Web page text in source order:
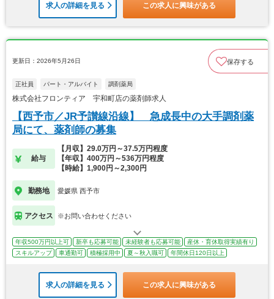
求人の詳細を見る この求人に興味がある
更新日：2026年5月26日 保存する
正社員 パート・アルバイト 調剤薬局
株式会社フロンティア 宇和町店の薬剤師求人
【西予市／JR予讃線沿線】 急成長中の大手調剤薬
局にて、薬剤師の募集
給与
【月収】29.0万円～37.5万円程度
【年収】400万円～536万円程度
【時給】1,900円～2,300円
勤務地 愛媛県 西予市
アクセス ※お問い合わせください
年収500万円以上可 新卒も応募可能 未経験者も応募可能
産休・育休取得実績有り
スキルアップ
車通勤可 積極採用中 夏～秋入職可 年間休日120日以上
求人の詳細を見る この求人に興味がある